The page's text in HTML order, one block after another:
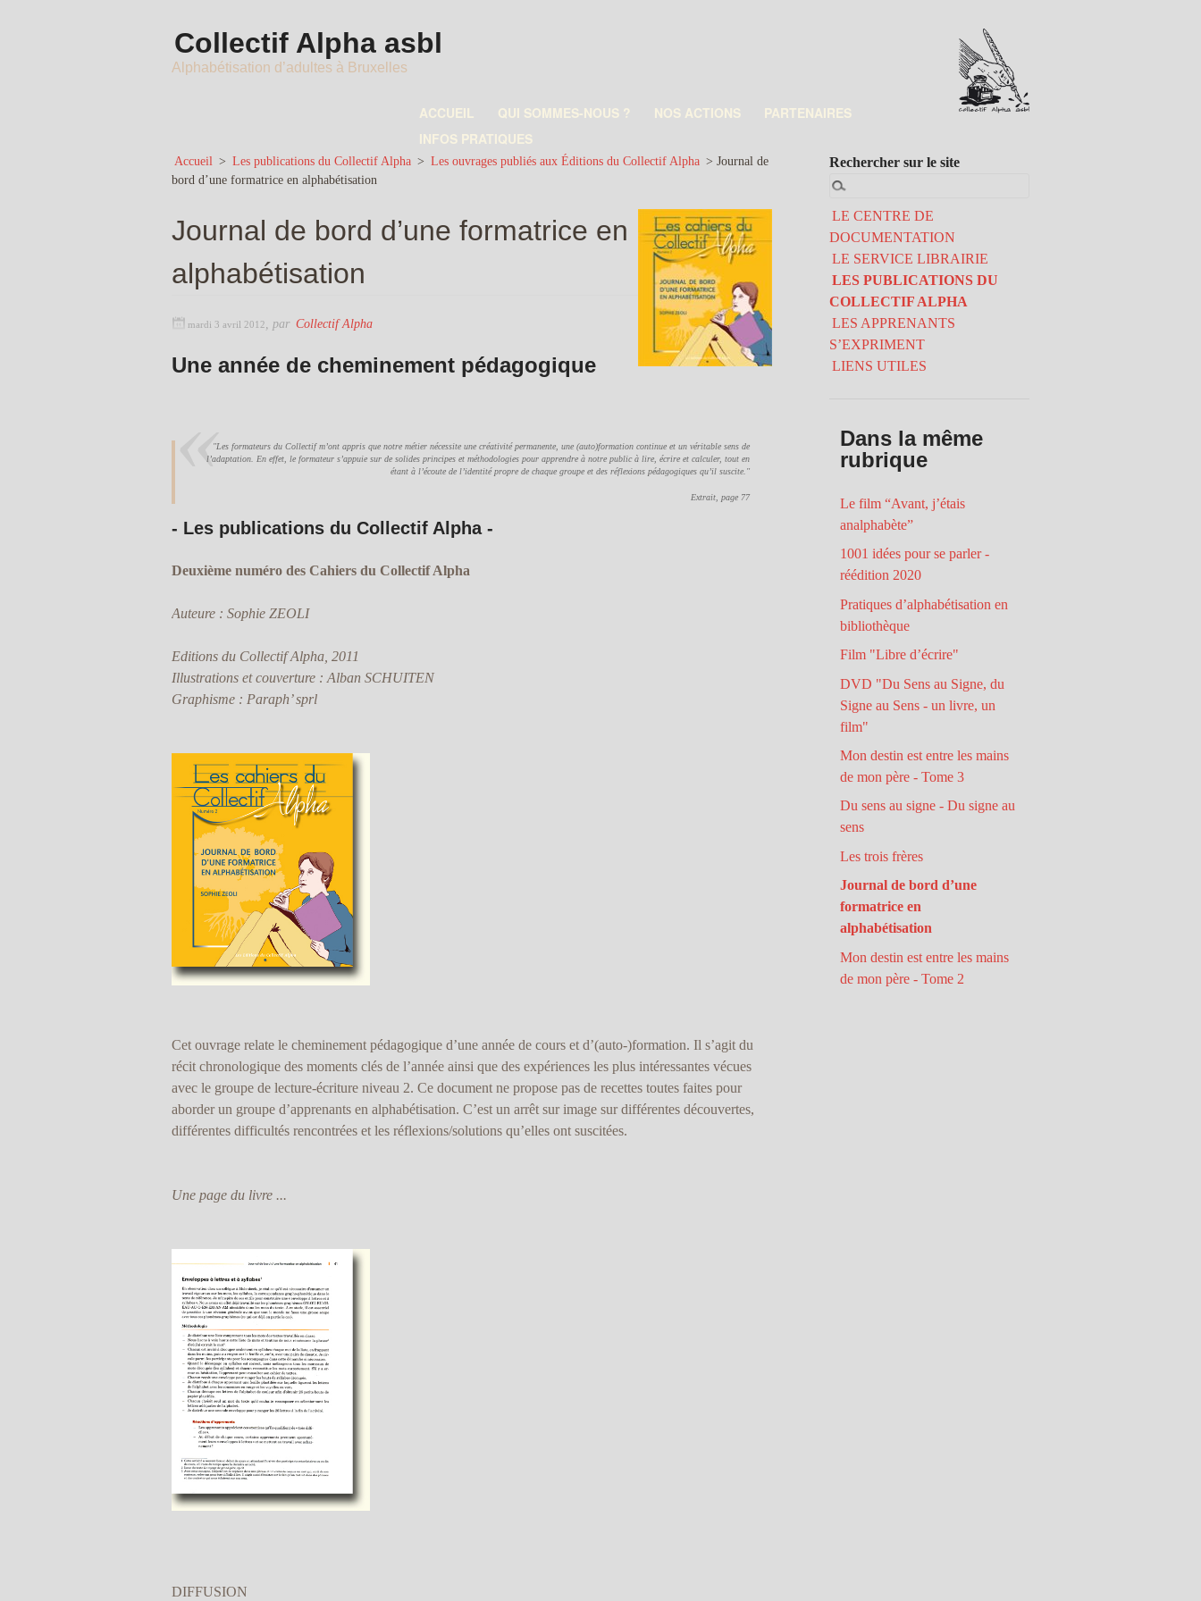
Collectif Alpha asbl
Alphabétisation d’adultes à Bruxelles
ACCUEIL QUI SOMMES-NOUS ? NOS ACTIONS
PARTENAIRES
INFOS PRATIQUES
Accueil > Les publications du Collectif Alpha > Les ouvrages publiés aux Éditions du Collectif Alpha > Journal de
bord d’une formatrice en alphabétisation
Journal de bord d’une formatrice en
alphabétisation
mardi 3 avril 2012 par Collectif Alpha
Une année de cheminement pédagogique
"Les formateurs du Collectif m’ont appris que notre métier nécessite une créativité permanente, une (auto)formation continue et un véritable sens de
l’adaptation. En effet, le formateur s’appuie sur de solides principes et méthodologies pour apprendre à notre public à lire, écrire et calculer, tout en
étant à l’écoute de l’identité propre de chaque groupe et des réflexions pédagogiques qu’il suscite."
Extrait, page 77
- Les publications du Collectif Alpha -
Deuxième numéro des Cahiers du Collectif Alpha
Auteure : Sophie ZEOLI
Editions du Collectif Alpha, 2011
Illustrations et couverture : Alban SCHUITEN
Graphisme : Paraph’ sprl
Cet ouvrage relate le cheminement pédagogique d’une année de cours et d’(auto-)formation. Il s’agit du
récit chronologique des moments clés de l’année ainsi que des expériences les plus intéressantes vécues
avec le groupe de lecture-écriture niveau 2. Ce document ne propose pas de recettes toutes faites pour
aborder un groupe d’apprenants en alphabétisation. C’est un arrêt sur image sur différentes découvertes,
différentes difficultés rencontrées et les réflexions/solutions qu’elles ont suscitées.
Une page du livre ...
DIFFUSION
LE CENTRE DE
DOCUMENTATION
LE SERVICE LIBRAIRIE
LES PUBLICATIONS DU
COLLECTIF ALPHA
LES APPRENANTS
S’EXPRIMENT
LIENS UTILES
Rechercher sur le site
Dans la même
rubrique
Le film “Avant, j’étais
analphabète”
1001 idées pour se parler -
réédition 2020
Pratiques d’alphabétisation en
bibliothèque
Film "Libre d’écrire"
DVD "Du Sens au Signe, du
Signe au Sens - un livre, un
film"
Mon destin est entre les mains
de mon père - Tome 3
Du sens au signe - Du signe au
sens
Les trois frères
Journal de bord d’une
formatrice en
alphabétisation
Mon destin est entre les mains
de mon père - Tome 2